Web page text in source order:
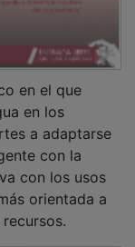
en el que
en los
a adaptarse
con la
con los usos
orientada a